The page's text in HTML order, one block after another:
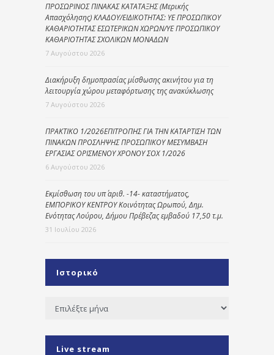
ΠΡΟΣΩΡΙΝΟΣ ΠΙΝΑΚΑΣ ΚΑΤΑΤΑΞΗΣ (Μερικής
Απασχόλησης) ΚΛΑΔΟΥ/ΕΙΔΙΚΟΤΗΤΑΣ: ΥΕ ΠΡΟΣΩΠΙΚΟΥ
ΚΑΘΑΡΙΟΤΗΤΑΣ ΕΣΩΤΕΡΙΚΩΝ ΧΩΡΩΝ/ΥΕ ΠΡΟΣΩΠΙΚΟΥ
ΚΑΘΑΡΙΟΤΗΤΑΣ ΣΧΟΛΙΚΩΝ ΜΟΝΑΔΩΝ
7 Αυγούστου 2026
Διακήρυξη δημοπρασίας μίσθωσης ακινήτου για τη
λειτουργία χώρου μεταφόρτωσης της ανακύκλωσης
7 Αυγούστου 2026
ΠΡΑΚΤΙΚΟ 1/2026ΕΠΙΤΡΟΠΗΣ ΓΙΑ ΤΗΝ ΚΑΤΑΡΤΙΣΗ ΤΩΝ
ΠΙΝΑΚΩΝ ΠΡΟΣΛΗΨΗΣ ΠΡΟΣΩΠΙΚΟΥ ΜΕΣΥΜΒΑΣΗ
ΕΡΓΑΣΙΑΣ ΟΡΙΣΜΕΝΟΥ ΧΡΟΝΟΥ ΣΟΧ 1/2026
6 Αυγούστου 2026
Εκμίσθωση του υπ΄ αριθ. -14- καταστήματος,
ΕΜΠΟΡΙΚΟΥ ΚΕΝΤΡΟΥ Κοινότητας Ωρωπού, Δημ.
Ενότητας Λούρου, Δήμου Πρέβεζας εμβαδού 17,50 τ.μ.
31 Ιουλίου 2026
Ιστορικό
Ιστορικό
Live stream